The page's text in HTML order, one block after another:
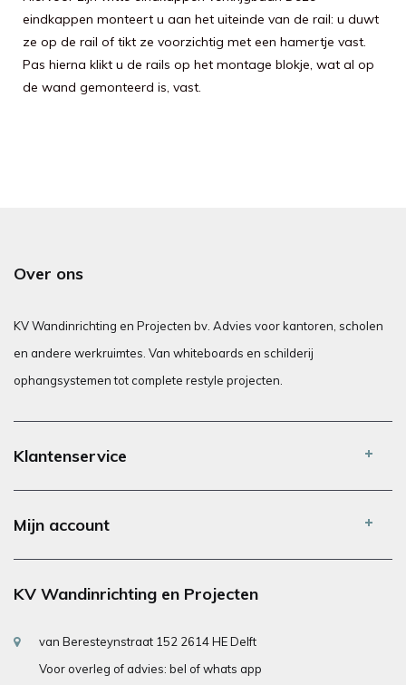
eindkappen monteert u aan het uiteinde van de rail: u duwt
ze op de rail of tikt ze voorzichtig met een hamertje vast.
Pas hierna klikt u de rails op het montage blokje, wat al op
de wand gemonteerd is, vast.
Over ons
KV Wandinrichting en Projecten bv. Advies voor kantoren, scholen
en andere werkruimtes. Van whiteboards en schilderij
ophangsystemen tot complete restyle projecten.
Klantenservice
Mijn account
KV Wandinrichting en Projecten
van Beresteynstraat 152 2614 HE Delft
Voor overleg of advies: bel of whats app